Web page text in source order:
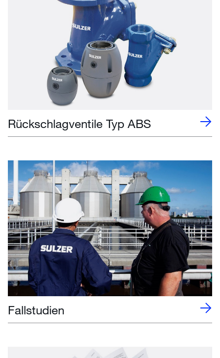
Rückschlagventile Typ ABS
Fallstudien